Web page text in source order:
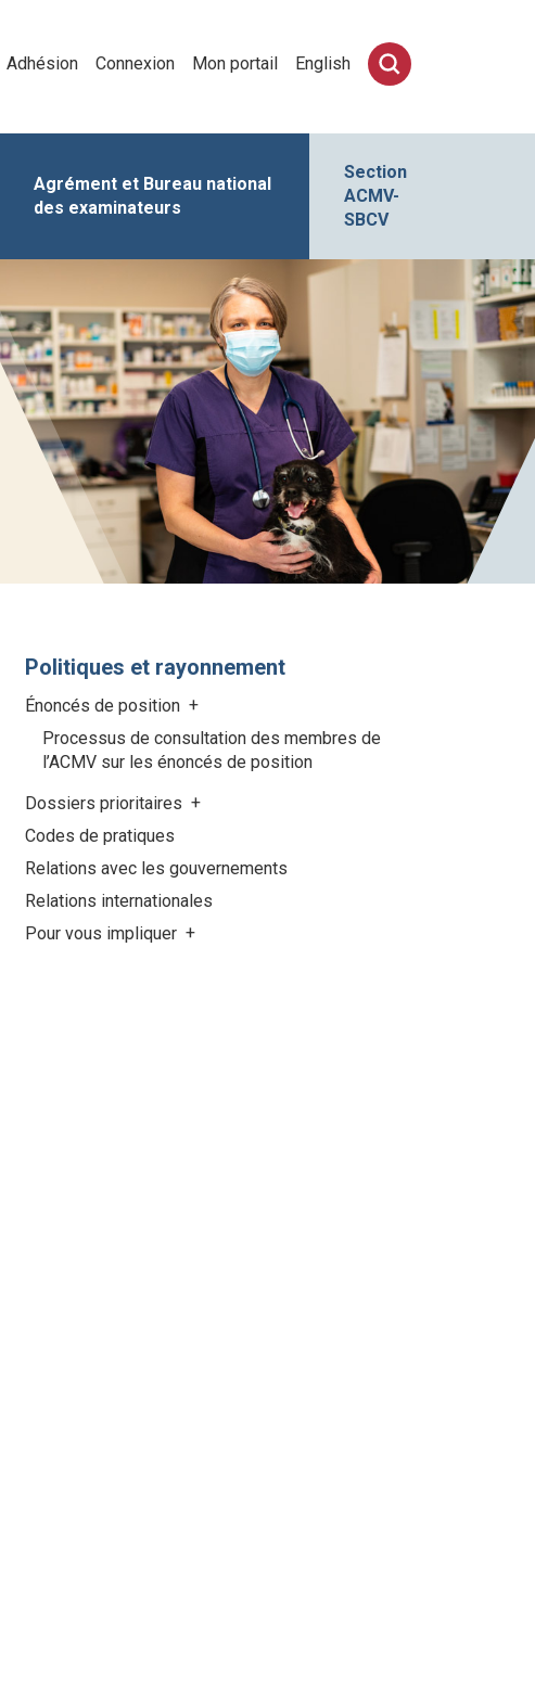
Adhésion Connexion Mon portail English
Agrément et Bureau national
des examinateurs
Section
ACMV-
SBCV
Politiques et rayonnement
Énoncés de position
Processus de consultation des membres de
l’ACMV sur les énoncés de position
Dossiers prioritaires
Codes de pratiques
Relations avec les gouvernements
Relations internationales
Pour vous impliquer